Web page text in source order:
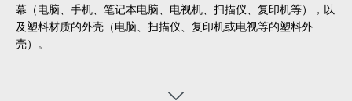
幕（电脑、手机、笔记本电脑、电视机、扫描仪、复印机等），以
及塑料材质的外壳（电脑、扫描仪、复印机或电视等的塑料外
壳）。